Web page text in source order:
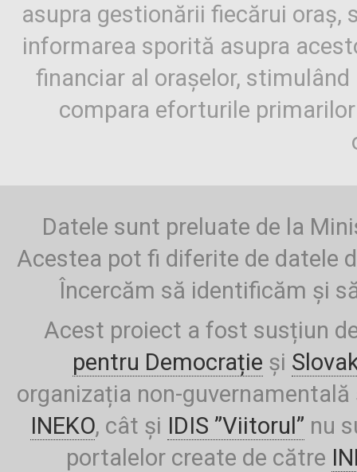
asupra gestionării fiecărui oraș,
informarea sporită asupra
financiar al orașelor,
compara eforturile
Datele sunt preluate de la
Acestea pot fi diferite de datele
Încercăm să identificăm și
Acest proiect a fost susțiun
pentru Democrație și
organizația non-
INEKO, cât și IDIS ”Viitorul” nu
portalelor create de către